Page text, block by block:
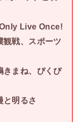
Live Once!
観戦 、スポーツ
きまね、ぴくぴ
と明るさ